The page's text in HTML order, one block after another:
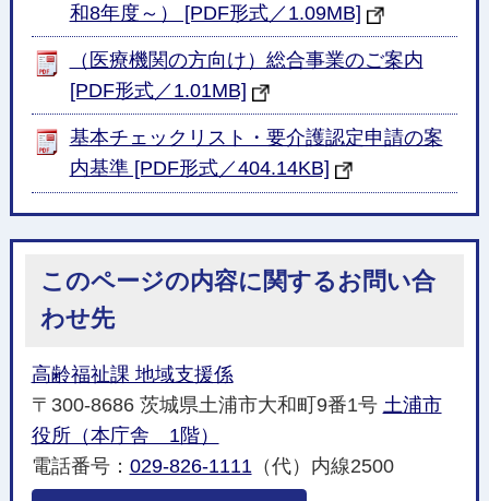
和8年度～） [PDF形式／1.09MB]
（医療機関の方向け）総合事業のご案内
[PDF形式／1.01MB]
基本チェックリスト・要介護認定申請の案
内基準 [PDF形式／404.14KB]
このページの内容に関するお問い合
わせ先
高齢福祉課 地域支援係
〒300-8686 茨城県土浦市大和町9番1号 土浦市
役所（本庁舎 1階）
電話番号： 029-826-1111 （代）内線2500